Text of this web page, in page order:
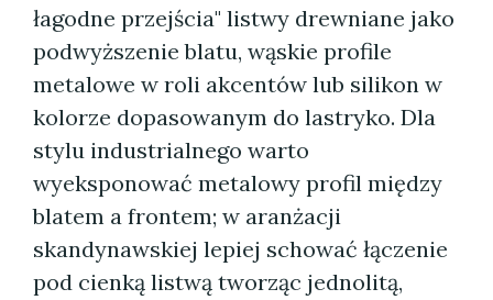
łagodne przejścia" listwy drewniane jako
podwyższenie blatu, wąskie profile
metalowe w roli akcentów lub silikon w
kolorze dopasowanym do lastryko. Dla
stylu industrialnego warto
wyeksponować metalowy profil między
blatem a frontem; w aranżacji
skandynawskiej lepiej schować łączenie
pod cienką listwą tworząc jednolitą,